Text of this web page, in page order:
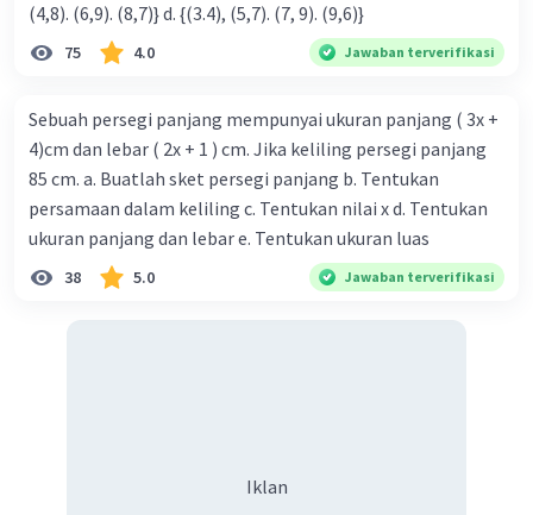
(4,8). (6,9). (8,7)} d. {(3.4), (5,7). (7, 9). (9,6)}
75 4.0 Jawaban terverifikasi
Sebuah persegi panjang mempunyai ukuran panjang ( 3x +
4)cm dan lebar ( 2x + 1 ) cm. Jika keliling persegi panjang
85 cm. a. Buatlah sket persegi panjang b. Tentukan
persamaan dalam keliling c. Tentukan nilai x d. Tentukan
ukuran panjang dan lebar e. Tentukan ukuran luas
38 5.0 Jawaban terverifikasi
Iklan